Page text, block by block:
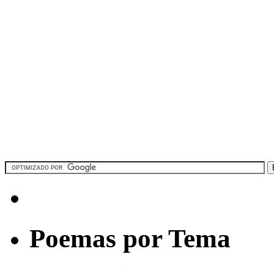
Poemas por Tema